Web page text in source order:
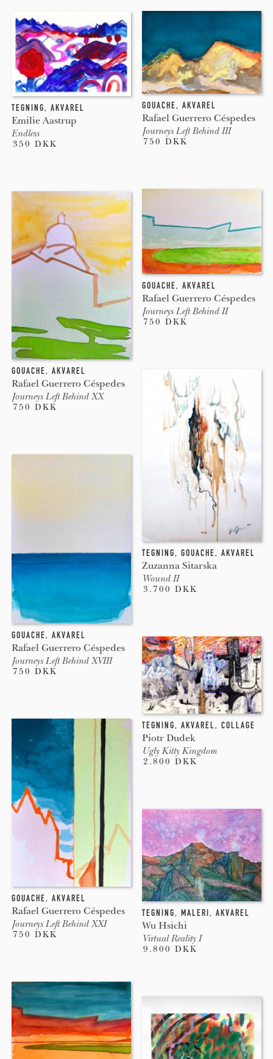
TEGNING, AKVAREL
Emilie Aastrup
Endless
350 DKK
GOUACHE, AKVAREL
Rafael Guerrero Céspedes
Journeys Left Behind XX
750 DKK
GOUACHE, AKVAREL
Rafael Guerrero Céspedes
Journeys Left Behind XVIII
750 DKK
GOUACHE, AKVAREL
Rafael Guerrero Céspedes
Journeys Left Behind XXI
750 DKK
GOUACHE, AKVAREL
Rafael Guerrero Céspedes
Journeys Left Behind III
750 DKK
GOUACHE, AKVAREL
Rafael Guerrero Céspedes
Journeys Left Behind II
750 DKK
TEGNING, GOUACHE, AKVAREL
Zuzanna Sitarska
Wound II
3.700 DKK
TEGNING, AKVAREL, COLLAGE
Piotr Dudek
Ugly Kitty Kingdom
2.800 DKK
TEGNING, MALERI, AKVAREL
Wu Hsichi
Virtual Reality I
9.800 DKK